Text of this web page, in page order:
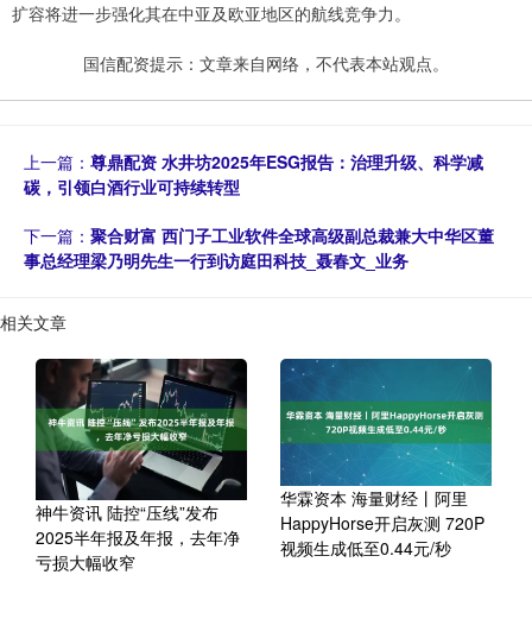
扩容将进一步强化其在中亚及欧亚地区的航线竞争力。
国信配资提示：文章来自网络，不代表本站观点。
上一篇： 尊鼎配资 水井坊2025年ESG报告：治理升级、科学减
碳，引领白酒行业可持续转型
下一篇： 聚合财富 西门子工业软件全球高级副总裁兼大中华区董
事总经理梁乃明先生一行到访庭田科技_聂春文_业务
相关文章
神牛资讯 陆控“压线”发布
2025半年报及年报，去年净
亏损大幅收窄
华霖资本 海量财经丨阿里
HappyHorse开启灰测 720P
视频生成低至0.44元/秒